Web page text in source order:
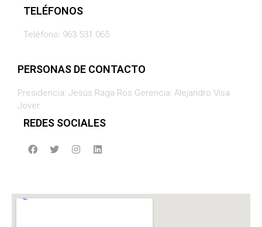
TELÉFONOS
Teléfono: 963 531 065
PERSONAS DE CONTACTO
Presidencia: Jesús Raga Ros Gerencia: Alejandro Visa
Jover
REDES SOCIALES